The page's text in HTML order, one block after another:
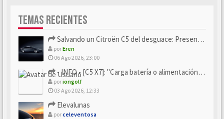
TEMAS RECIENTES
Salvando un Citroën C5 del desguace: Presentación y seguimiento
porEren
06 Ago 2026, 23:00
- INFO - [C5 X7]: "Carga batería o alimentación eléctri...
poriongolf
03 Ago 2026, 12:33
Elevalunas
porceleventosa